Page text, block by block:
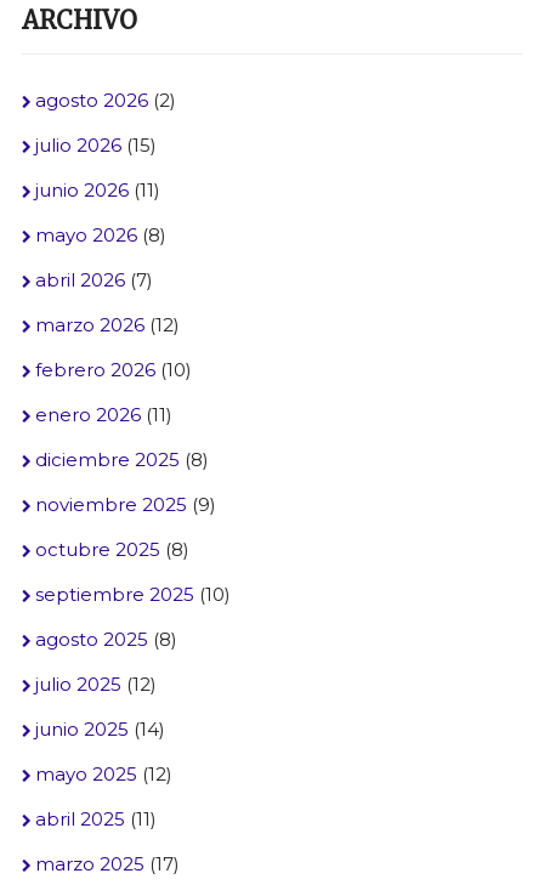
ARCHIVO
agosto 2026(2)
julio 2026(15)
junio 2026(11)
mayo 2026(8)
abril 2026(7)
marzo 2026(12)
febrero 2026(10)
enero 2026(11)
diciembre 2025 (8)
noviembre 2025 (9)
octubre 2025 (8)
septiembre 2025 (10)
agosto 2025 (8)
julio 2025 (12)
junio 2025 (14)
mayo 2025 (12)
abril 2025 (11)
marzo 2025 (17)